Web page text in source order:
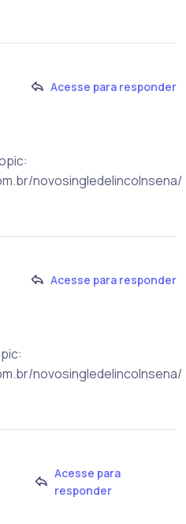
Acesse para responder
novosingledelincolnsena/
Acesse para responder
novosingledelincolnsena/
Acesse para
responder